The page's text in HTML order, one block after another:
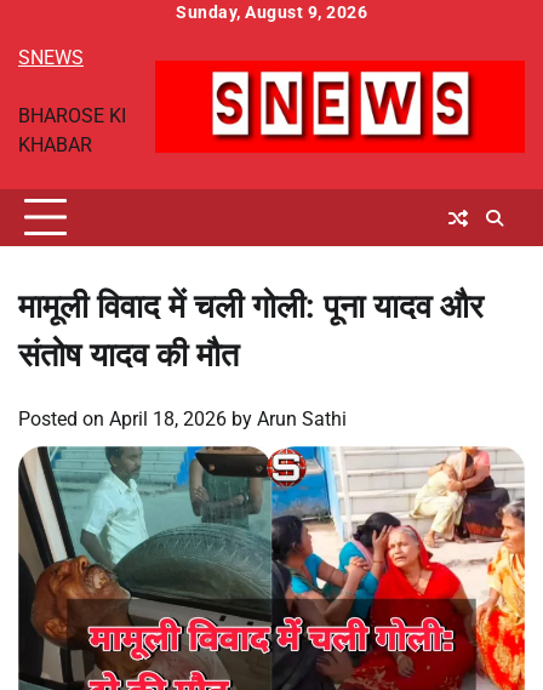
content
Sunday, August 9, 2026
SNEWS
BHAROSE KI
KHABAR
मामूली विवाद में चली गोली: पूना यादव और
संतोष यादव की मौत
Posted on April 18, 2026 by Arun Sathi